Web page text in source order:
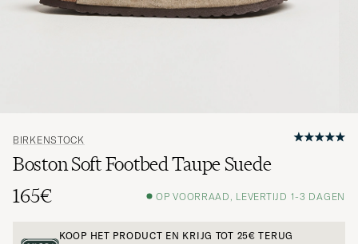
BIRKENSTOCK
Boston Soft Footbed Taupe Suede
165€
OP VOORRAAD, LEVERTIJD 1-3 DAGEN
KOOP HET PRODUCT EN KRIJG TOT 25€ TERUG